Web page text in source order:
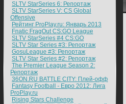
SLTV StarSeries 6: Репортаж
SLTV StarSeries V: CS Global
Offensive
Рейтинг ProPlay.ru: Январь 2013
Fnatic FragOut CS:GO League
SLTV StarSeries #4 CS:GO
SLTV Star Series #3: Репортаж
GosuLeague #3: Репортаж
SLTV Star Series #2: Репортаж
The Premier League Season 2:
Репортаж
36ON.RU BATTLE CITY: Плей-офф
Fantasy Football - Евро 2012: Лига
ProPlay.ru
Rising Stars Challenge